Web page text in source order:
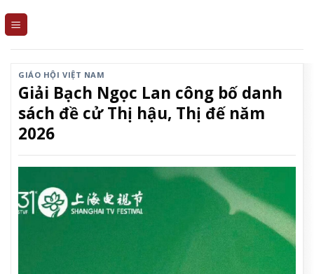
GIÁO HỘI VIỆT NAM
Giải Bạch Ngọc Lan công bố danh
sách đề cử Thị hậu, Thị đế năm
2026